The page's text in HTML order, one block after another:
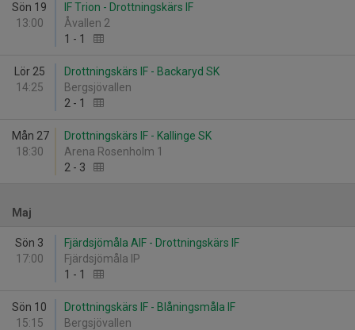
Sön 19
13:00
IF Trion - Drottningskärs IF
Åvallen 2
1 - 1
Lör 25
14:25
Drottningskärs IF - Backaryd SK
Bergsjövallen
2 - 1
Mån 27
18:30
Drottningskärs IF - Kallinge SK
Arena Rosenholm 1
2 - 3
Maj
Sön 3
17:00
Fjärdsjömåla AIF - Drottningskärs IF
Fjärdsjömåla IP
1 - 1
Sön 10
15:15
Drottningskärs IF - Blåningsmåla IF
Bergsjövallen